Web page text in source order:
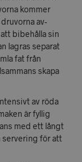
kommer
av-
bibehålla sin
lagras separat
fat från
skapa
av röda
är fyllig
med ett långt
servering för att